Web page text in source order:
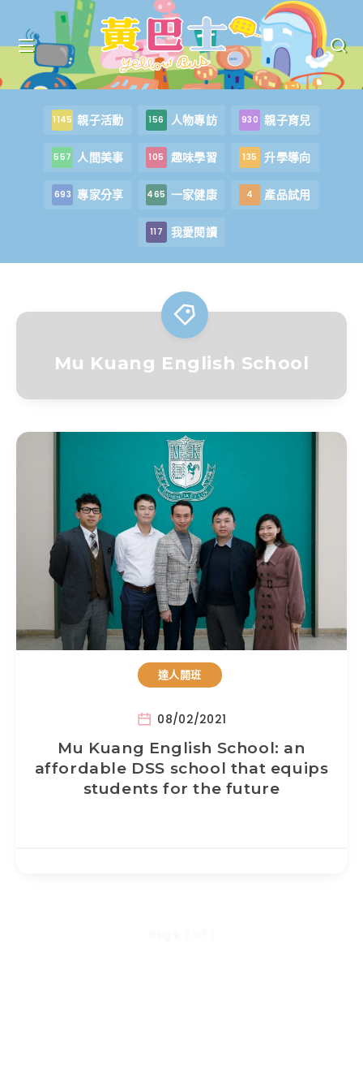
1145 親子活動 156 人物專訪 930 親子育兒
557 人間美事 105 趣味學習 135 升學導向
693 專家分享 465 一家健康 4 產品試用
117 我愛閱讀
Mu Kuang English School
達人開班
08/02/2021
Mu Kuang English School: an
affordable DSS school that equips
students for the future